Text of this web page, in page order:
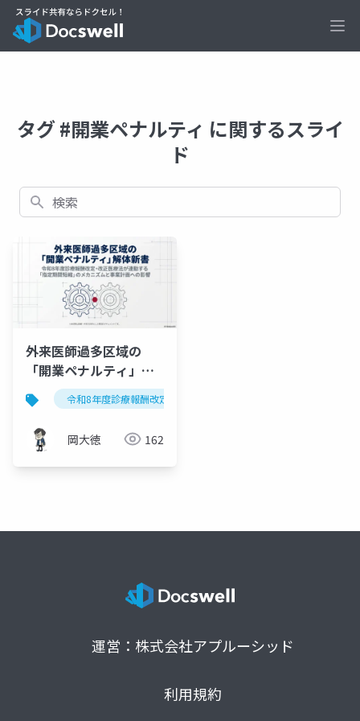
タグ #開業ペナルティ に関するスライ
ド
検索
外来医師過多区域の
「開業ペナルティ」解
体新書｜令和8年度診療
報酬改定
令和8年度診療報酬改定
岡大徳 162
運営：株式会社アプルーシッド
利用規約